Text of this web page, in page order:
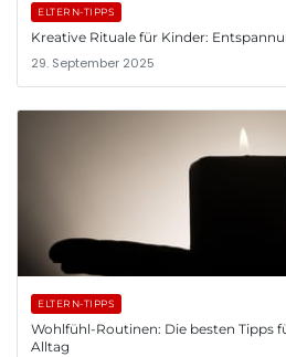
ELTERN-TIPPS
Kreative Rituale für Kinder:
29. September 2025
ELTERN-TIPPS
Wohlfühl-Routinen: Die besten Tipps
Alltag